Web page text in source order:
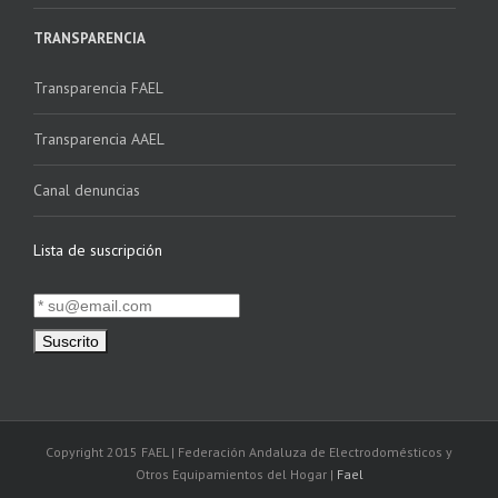
TRANSPARENCIA
Transparencia FAEL
Transparencia AAEL
Canal denuncias
Lista de suscripción
Copyright 2015 FAEL | Federación Andaluza de Electrodomésticos y
Otros Equipamientos del Hogar | Fael